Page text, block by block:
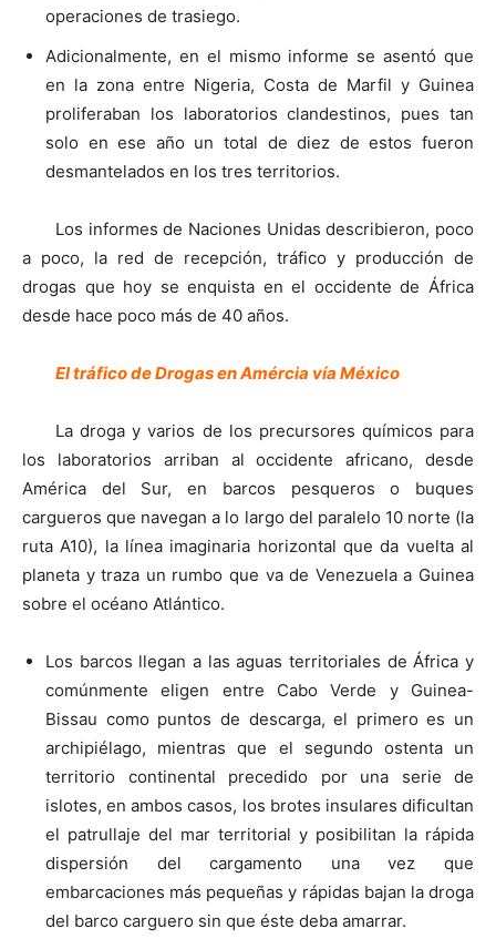
operaciones de trasiego.
Adicionalmente, en el mismo informe se asentó que
en la zona entre Nigeria, Costa de Marfil y Guinea
proliferaban los laboratorios clandestinos, pues tan
solo en ese año un total de diez de estos fueron
desmantelados en los tres territorios.
Los informes de Naciones Unidas describieron, poco
a poco, la red de recepción, tráfico y producción de
drogas que hoy se enquista en el occidente de África
desde hace poco más de 40 años.
El tráfico de Drogas en Amércia vía México
La droga y varios de los precursores químicos para
los laboratorios arriban al occidente africano, desde
América del Sur, en barcos pesqueros o buques
cargueros que navegan a lo largo del paralelo 10 norte (la
ruta A10), la línea imaginaria horizontal que da vuelta al
planeta y traza un rumbo que va de Venezuela a Guinea
sobre el océano Atlántico.
Los barcos llegan a las aguas territoriales de África y
comúnmente eligen entre Cabo Verde y Guinea-
Bissau como puntos de descarga, el primero es un
archipiélago, mientras que el segundo ostenta un
territorio continental precedido por una serie de
islotes, en ambos casos, los brotes insulares dificultan
el patrullaje del mar territorial y posibilitan la rápida
dispersión del cargamento una vez que
embarcaciones más pequeñas y rápidas bajan la droga
del barco carguero sin que éste deba amarrar.